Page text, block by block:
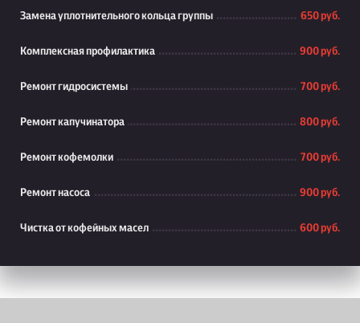
Замена уплотнительного кольца группы 650 руб.
Комплексная профилактика 900 руб.
Ремонт гидросистемы 700 руб.
Ремонт капучинатора 800 руб.
Ремонт кофемолки 700 руб.
Ремонт насоса 900 руб.
Чистка от кофейных масел 600 руб.